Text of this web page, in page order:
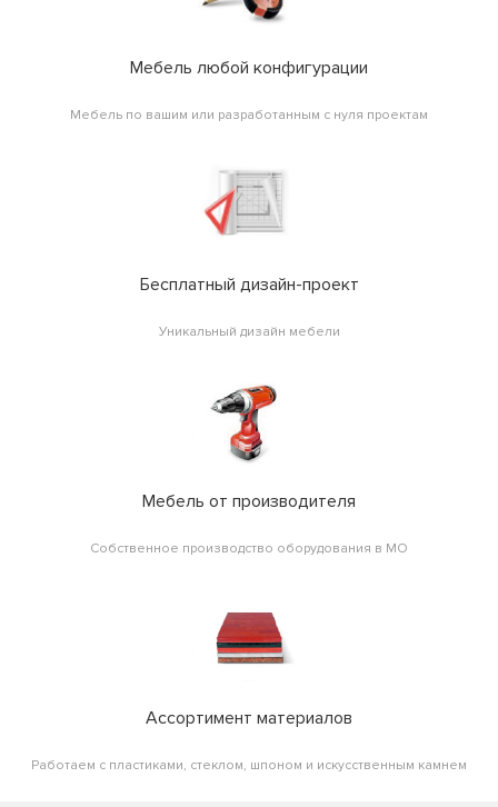
Мебель любой конфигурации
Мебель по вашим или разработанным с нуля проектам
Бесплатный дизайн-проект
Уникальный дизайн мебели
Мебель от производителя
Собственное производство оборудования в МО
Ассортимент материалов
Работаем с пластиками, стеклом, шпоном и искусственным камнем